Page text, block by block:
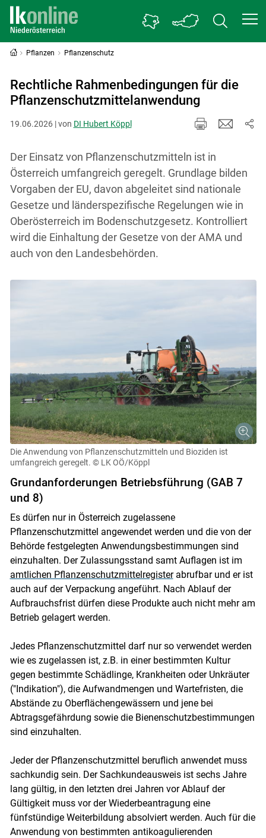
Pflanzen Pflanzenschutz
Rechtliche Rahmenbedingungen für die
Pflanzenschutzmittelanwendung
19.06.2026 | von DI Hubert Köppl
Der Einsatz von Pflanzenschutzmitteln ist in
Österreich umfangreich geregelt. Grundlage bilden
Vorgaben der EU, davon abgeleitet sind nationale
Gesetze und länderspezifische Regelungen wie in
Oberösterreich im Bodenschutzgesetz. Kontrolliert
wird die Einhaltung der Gesetze von der AMA und
auch von den Landesbehörden.
Die Anwendung von Pflanzenschutzmitteln und Bioziden ist
umfangreich geregelt. © LK OÖ/Köppl
Grundanforderungen Betriebsführung (GAB 7
und 8)
Es dürfen nur in Österreich zugelassene
Pflanzenschutzmittel angewendet werden und die von der
Behörde festgelegten Anwendungsbestimmungen sind
einzuhalten. Der Zulassungsstand samt Auflagen ist im
amtlichen Pflanzenschutzmittelregisterabrufbar und er ist
auch auf der Verpackung angeführt. Nach Ablauf der
Aufbrauchsfrist dürfen diese Produkte auch nicht mehr am
Betrieb gelagert werden.
Jedes Pflanzenschutzmittel darf nur so verwendet werden
wie es zugelassen ist, z.B. in einer bestimmten Kultur
gegen bestimmte Schädlinge, Krankheiten oder Unkräuter
("Indikation"), die Aufwandmengen und Wartefristen, die
Abstände zu Oberflächengewässern und jene bei
Abtragsgefährdung sowie die Bienenschutzbestimmungen
sind einzuhalten.
Jeder der Pflanzenschutzmittel beruflich anwendet muss
sachkundig sein. Der Sachkundeausweis ist sechs Jahre
lang gültig, in den letzten drei Jahren vor Ablauf der
Gültigkeit muss vor der Wiederbeantragung eine
fünfstündige Weiterbildung absolviert werden. Auch für die
Anwendung von bestimmten antikoagulierenden